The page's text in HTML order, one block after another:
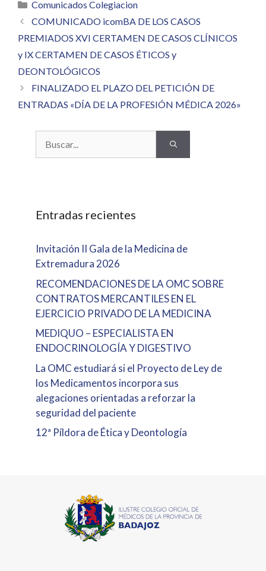
Categorías
Comunicados Colegiacion
COMUNICADO icomBA DE LOS CASOS
PREMIADOS XVI CERTAMEN DE CASOS CLÍNICOS
y IX CERTAMEN DE CASOS ÉTICOS y
DEONTOLÓGICOS
FINALIZADO EL PLAZO DEL PETICIÓN DE
ENTRADAS «DÍA DE LA PROFESIÓN MÉDICA 2026»
Entradas recientes
Invitación II Gala de la Medicina de
Extremadura 2026
RECOMENDACIONES DE LA OMC SOBRE
CONTRATOS MERCANTILES EN EL
EJERCICIO PRIVADO DE LA MEDICINA
MEDIQUO – ESPECIALISTA EN
ENDOCRINOLOGÍA Y DIGESTIVO
La OMC estudiará si el Proyecto de Ley de
los Medicamentos incorpora sus
alegaciones orientadas a reforzar la
seguridad del paciente
12ª Píldora de Ética y Deontología